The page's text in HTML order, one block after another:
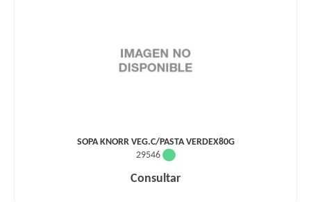
SOPA KNORR VEG.C/PASTA VERDEX80G
29546
Consultar